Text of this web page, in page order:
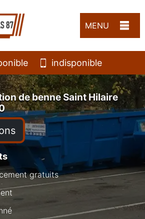
MENU
indisponible
de benne Saint Hilaire
gratuits